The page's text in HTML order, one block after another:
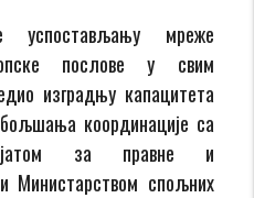
успостављању мреже
послове у свим
изградњу капацитета
координације са
за правне и
Министарством спољних